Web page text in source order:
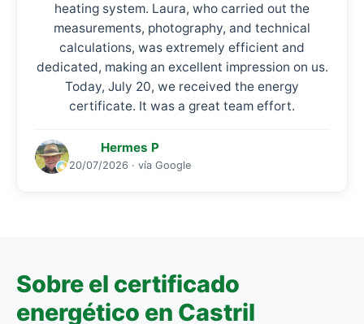
heating system. Laura, who carried out the
measurements, photography, and technical
calculations, was extremely efficient and
dedicated, making an excellent impression on us.
Today, July 20, we received the energy
certificate. It was a great team effort.
Hermes P
20/07/2026 · vía Google
Sobre el certificado
energético en Castril